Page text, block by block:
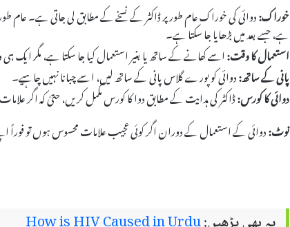
خوراک:
ہے، جسے بعد میں بڑھایا جا سکتا ہے۔
استعمال کا وقت:اسے کھانے کے ساتھ یا بغیر استعمال کیا جا سکتا ہے، مگر ایک
پانی کے ساتھ:دوائی کو پورے گلاس پانی کے ساتھ لیں، اسے چبانا نہیں چاہیے۔
دوائی کا کورس:ڈاکٹر کی ہدایت کے مطابق دوا کا کورس مکمل کریں، حتیٰ کہ اگر
نوٹ:دوائی کے استعمال کے دوران اگر کوئی عجیب علامات محسوس ہوں تو فوراً